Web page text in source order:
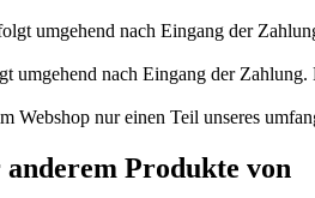
umgehend nach Eingang der
umgehend nach Eingang der
Webshop nur einen Teil unseres
Produkte von